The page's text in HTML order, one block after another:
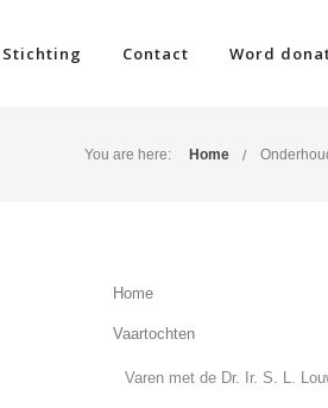
Stichting Contact Word
You are here: Home
Home
Vaartochten
Varen met de Dr. Ir. S. L.